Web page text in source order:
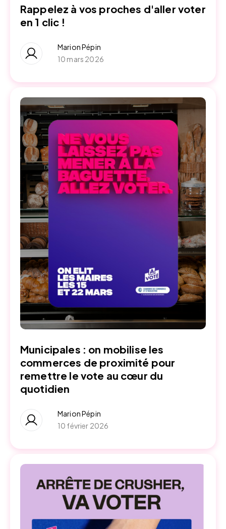
Rappelez à vos proches d'aller voter
en 1 clic !
Marion Pépin
10 mars 2026
Municipales : on mobilise les
commerces de proximité pour
remettre le vote au cœur du
quotidien
Marion Pépin
10 février 2026